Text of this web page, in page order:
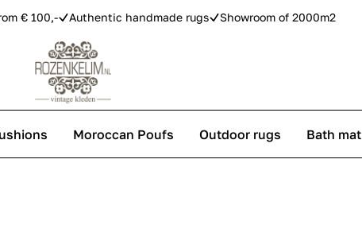
€ 100,- Authentic handmade rugs Showroom of 2000m2
Moroccan Poufs Outdoor rugs Bath mat